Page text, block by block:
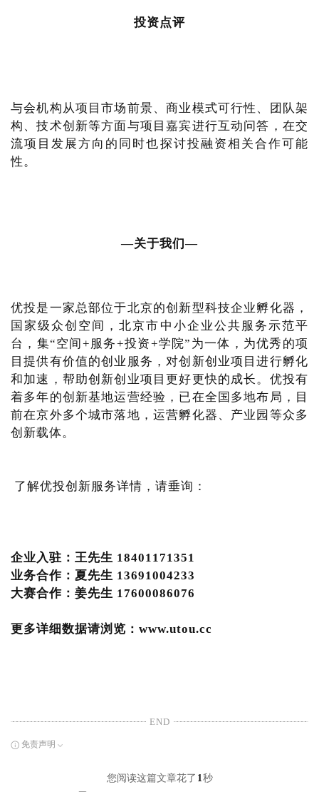
投资点评
与会机构从项目市场前景、商业模式可行性、团队架
构、技术创新等方面与项目嘉宾进行互动问答，在交
流项目发展方向的同时也探讨投融资相关合作可能
性。
—关于我们—
优投是一家总部位于北京的创新型科技企业孵化器，
国家级众创空间，北京市中小企业公共服务示范平
台，集“空间+服务+投资+学院”为一体，为优秀的项
目提供有价值的创业服务，对创新创业项目进行孵化
和加速，帮助创新创业项目更好更快的成长。优投有
着多年的创新基地运营经验，已在全国多地布局，目
前在京外多个城市落地，运营孵化器、产业园等众多
创新载体。
了解优投创新服务详情，请垂询：
企业入驻：王先生 18401171351
业务合作：夏先生 13691004233
大赛合作：姜先生 17600086076
更多详细数据请浏览：www.utou.cc
END
免责声明
您阅读这篇文章花了 1秒